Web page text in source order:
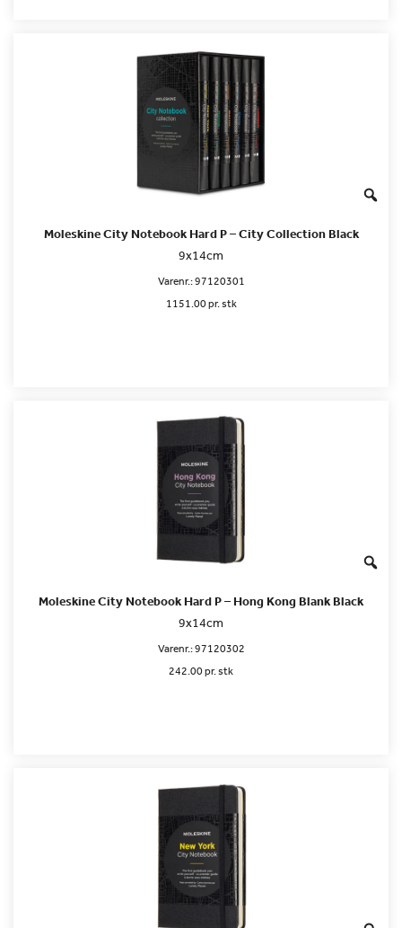
Moleskine City Notebook Hard P – City Collection Black
9x14cm
Varenr.:97120301
1151.00 pr. stk
Moleskine City Notebook Hard P – Hong Kong Blank Black
9x14cm
Varenr.:97120302
242.00 pr. stk